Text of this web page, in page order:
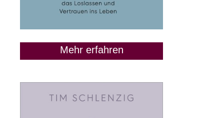
Mehr erfahren